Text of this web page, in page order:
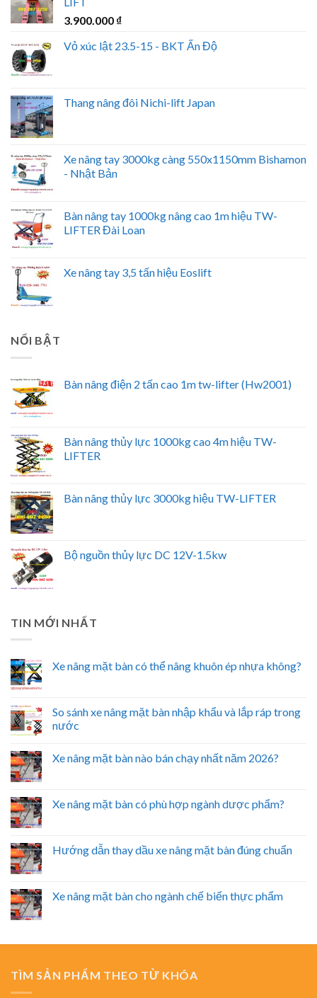
3.900.000 ₫
Vỏ xúc lật 23.5-15 - BKT Ấn Độ
Thang nâng đôi Nichi-lift Japan
Xe nâng tay 3000kg càng 550x1150mm Bishamon
- Nhật Bản
Bàn nâng tay 1000kg nâng cao 1m hiệu TW-
LIFTER Đài Loan
Xe nâng tay 3,5 tấn hiệu Eoslift
NỔI BẬT
Bàn nâng điện 2 tấn cao 1m tw-lifter (Hw2001)
Bàn nâng thủy lực 1000kg cao 4m hiệu TW-
LIFTER
Bàn nâng thủy lực 3000kg hiệu TW-LIFTER
Bộ nguồn thủy lực DC 12V-1.5kw
TIN MỚI NHẤT
Xe nâng mặt bàn có thể nâng khuôn ép nhựa không?
So sánh xe nâng mặt bàn nhập khẩu và lắp ráp trong
nước
Xe nâng mặt bàn nào bán chạy nhất năm 2026?
Xe nâng mặt bàn có phù hợp ngành dược phẩm?
Hướng dẫn thay dầu xe nâng mặt bàn đúng chuẩn
Xe nâng mặt bàn cho ngành chế biến thực phẩm
TÌM SẢN PHẨM THEO TỪ KHÓA